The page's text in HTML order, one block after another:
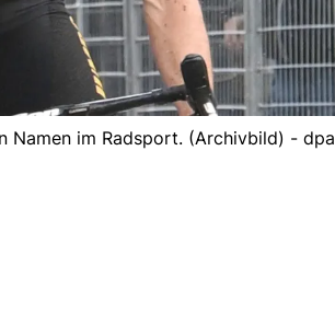
Namen im Radsport. (Archivbild) - dpa